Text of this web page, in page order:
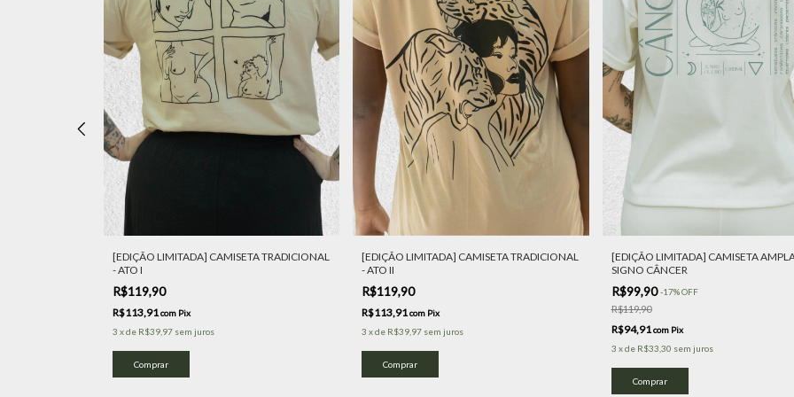
[EDIÇÃO LIMITADA] CAMISETA TRADICIONAL
- ATO I
R$119,90
R$113,91com Pix
3 xde R$39,97 sem juros
Comprar
[EDIÇÃO LIMITADA] CAMISETA TRADICIONAL
- ATO II
R$119,90
R$113,91com Pix
3 xde R$39,97 sem juros
Comprar
[EDIÇÃO LIMITADA] CAMISETA
SIGNO CÂNCER
R$99,90-17%OFF
R$119,90
R$94,91com Pix
3 xde R$33,30 sem juros
Comprar